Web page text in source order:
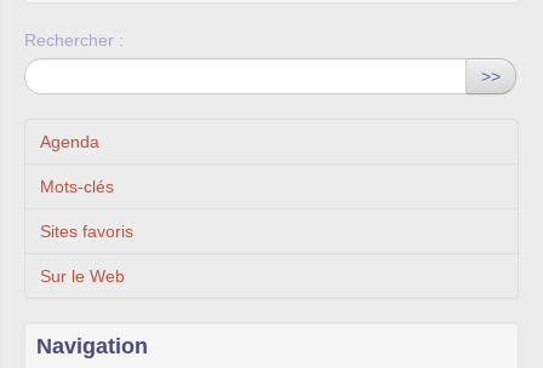
Rechercher :
>>
Agenda
Mots-clés
Sites favoris
Sur le Web
Navigation